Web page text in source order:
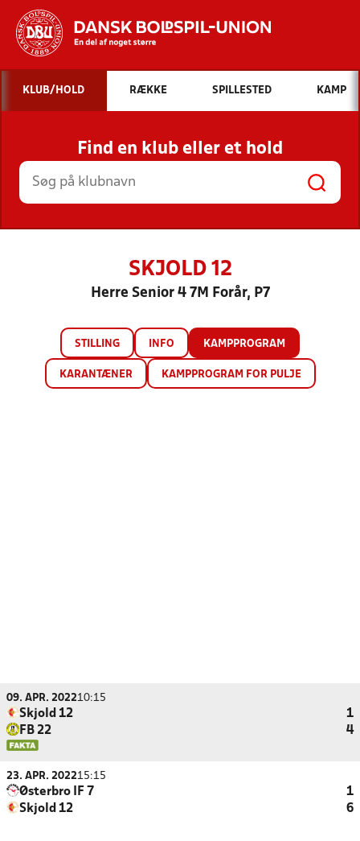
Hvad vil du søge efter?
INDHOLD OG NYHEDER
STILLINGER, RESULTATER, KLUBBER OG
HOLD
KLUB/HOLD RÆKKE SPILLESTED KAMP
Find en klub eller et hold
SKJOLD 12
Herre Senior 4 7M Forår, P7
STILLING INFO KAMPPROGRAM
KARANTÆNER KAMPPROGRAM FOR PULJE
09. APR. 202210:15
Skjold 12
1
FB 22
4
23. APR. 202215:15
Østerbro IF 7
1
Skjold 12
6